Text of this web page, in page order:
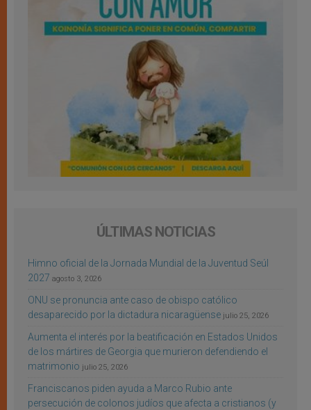
ÚLTIMAS NOTICIAS
Himno oficial de la Jornada Mundial de la Juventud Seúl
2027 agosto 3, 2026
ONU se pronuncia ante caso de obispo católico
desaparecido por la dictadura nicaragüense julio 25, 2026
Aumenta el interés por la beatificación en Estados Unidos
de los mártires de Georgia que murieron defendiendo el
matrimonio julio 25, 2026
Franciscanos piden ayuda a Marco Rubio ante
persecución de colonos judíos que afecta a cristianos (y